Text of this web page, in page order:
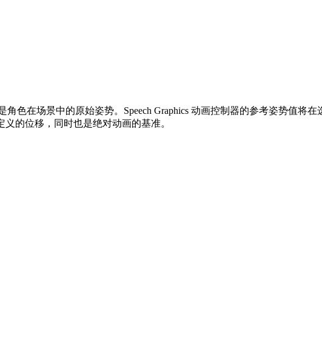
角色在场景中的原始姿势。Speech Graphics 动画控制器的参考姿势值将在
的位移，同时也是绝对动画的基准。